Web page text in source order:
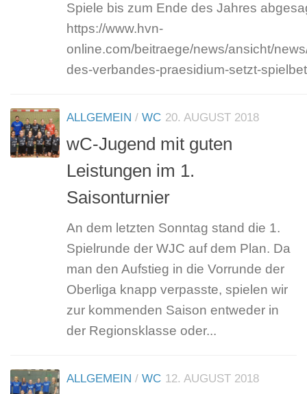
Spiele bis zum Ende des Jahres
https://www.hvn-
online.com/beitraege/news/ansicht/
des-verbandes-praesidium-setzt-
ALLGEMEIN / WC 20. AUGUST 2018
wC-Jugend mit guten
Leistungen im 1.
Saisonturnier
An dem letzten Sonntag stand die 1.
Spielrunde der WJC auf dem Plan. Da
man den Aufstieg in die Vorrunde der
Oberliga knapp verpasste, spielen wir
zur kommenden Saison entweder in
der Regionsklasse oder...
ALLGEMEIN / WC 12. AUGUST 2018